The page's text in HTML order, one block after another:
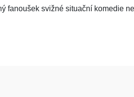
fanoušek svižné situační komedie